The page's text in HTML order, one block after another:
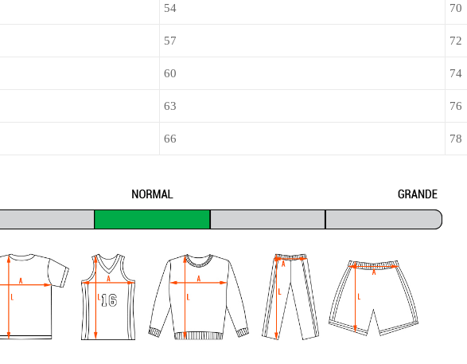
54 70
57 72
60 74
63 76
66 78